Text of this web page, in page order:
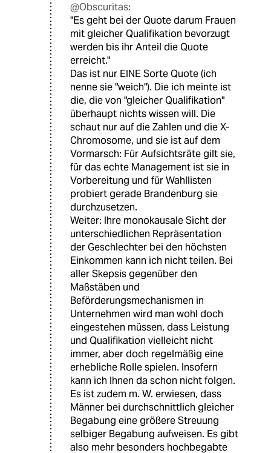
@Obscuritas:
"Es geht bei der Quote darum Frauen
mit gleicher Qualifikation bevorzugt
werden bis ihr Anteil die Quote
erreicht."
Das ist nur EINE Sorte Quote (ich
nenne sie "weich"). Die ich meinte ist
die, die von "gleicher Qualifikation"
überhaupt nichts wissen will. Die
schaut nur auf die Zahlen und die X-
Chromosome, und sie ist auf dem
Vormarsch: Für Aufsichtsräte gilt sie,
für das echte Management ist sie in
Vorbereitung und für Wahllisten
probiert gerade Brandenburg sie
durchzusetzen.
Weiter: Ihre monokausale Sicht der
unterschiedlichen Repräsentation
der Geschlechter bei den höchsten
Einkommen kann ich nicht teilen. Bei
aller Skepsis gegenüber den
Maßstäben und
Beförderungsmechanismen in
Unternehmen wird man wohl doch
eingestehen müssen, dass Leistung
und Qualifikation vielleicht nicht
immer, aber doch regelmäßig eine
erhebliche Rolle spielen. Insofern
kann ich Ihnen da schon nicht folgen.
Es ist zudem m. W. erwiesen, dass
Männer bei durchschnittlich gleicher
Begabung eine größere Streuung
selbiger Begabung aufweisen. Es gibt
also mehr besonders hochbegabte